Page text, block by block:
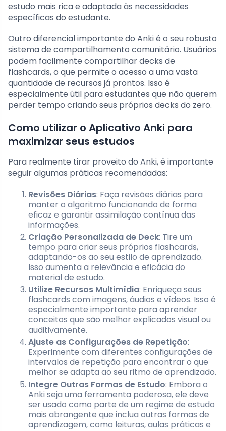
estudo mais rica e adaptada às necessidades
específicas do estudante.
Outro diferencial importante do Anki é o seu robusto
sistema de compartilhamento comunitário. Usuários
podem facilmente compartilhar decks de
flashcards, o que permite o acesso a uma vasta
quantidade de recursos já prontos. Isso é
especialmente útil para estudantes que não querem
perder tempo criando seus próprios decks do zero.
Como utilizar o Aplicativo Anki para
maximizar seus estudos
Para realmente tirar proveito do Anki, é importante
seguir algumas práticas recomendadas:
Revisões Diárias: Faça revisões diárias para
manter o algoritmo funcionando de forma
eficaz e garantir assimilação contínua das
informações.
Criação Personalizada de Deck: Tire um
tempo para criar seus próprios flashcards,
adaptando-os ao seu estilo de aprendizado.
Isso aumenta a relevância e eficácia do
material de estudo.
Utilize Recursos Multimídia: Enriqueça seus
flashcards com imagens, áudios e vídeos. Isso é
especialmente importante para aprender
conceitos que são melhor explicados visual ou
auditivamente.
Ajuste as Configurações de Repetição:
Experimente com diferentes configurações de
intervalos de repetição para encontrar o que
melhor se adapta ao seu ritmo de aprendizado.
Integre Outras Formas de Estudo: Embora o
Anki seja uma ferramenta poderosa, ele deve
ser usado como parte de um regime de estudo
mais abrangente que inclua outras formas de
aprendizagem, como leituras, aulas práticas e